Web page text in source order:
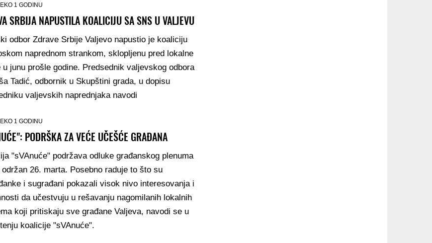
1 GODINU
SRBIJA NAPUSTILA KOALICIJU SA SNS U VALJEVU
odbor Zdrave Srbije Valjevo napustio je koaliciju
naprednom strankom, sklopljenu pred lokalne
u junu prošle godine. Predsednik valjevskog odbora
Tadić, odbornik u Skupštini grada, u dopisu
valjevskih naprednjaka navodi
1 GODINU
PODRŠKA ZA VEĆE UČEŠĆE GRAĐANA
"sVAnuće" podržava odluke građanskog plenuma
26. marta. Posebno raduje to što su
i sugrađani pokazali visok nivo interesovanja i
da učestvuju u rešavanju nagomilanih lokalnih
koji pritiskaju sve građane Valjeva, navodi se u
koalicije "sVAnuće".